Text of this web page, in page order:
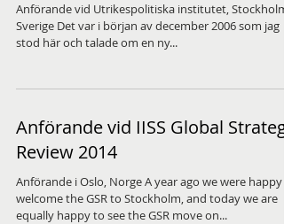
Anförande vid Utrikespolitiska institutet, Stockholm,
Sverige Det var i början av december 2006 som jag
stod här och talade om en ny...
Anförande vid IISS Global
Review 2014
Anförande i Oslo, Norge A year ago we were happy
welcome the GSR to Stockholm, and today we are
equally happy to see the GSR move on...